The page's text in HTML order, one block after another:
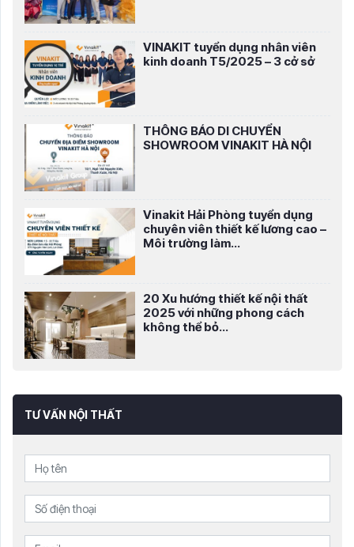
VINAKIT tuyển dụng nhân viên
kinh doanh T5/2025 – 3 cở sở
THÔNG BÁO DI CHUYỂN
SHOWROOM VINAKIT HÀ NỘI
Vinakit Hải Phòng tuyển dụng
chuyên viên thiết kế lương cao –
Môi trường làm...
20 Xu hướng thiết kế nội thất
2025 với những phong cách
không thể bỏ...
TƯ VẤN NỘI THẤT